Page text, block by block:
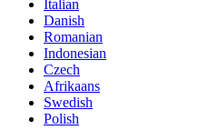
Italian
Danish
Romanian
Indonesian
Czech
Afrikaans
Swedish
Polish